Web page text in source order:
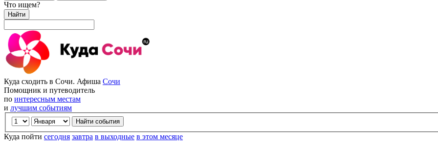
Что ищем?
Найти
Куда сходить в Сочи. Афиша Сочи
Помощник и путеводитель
по интересным местам
и лучшим событиям
Куда пойти сегодня завтра в выходные в этом месяце